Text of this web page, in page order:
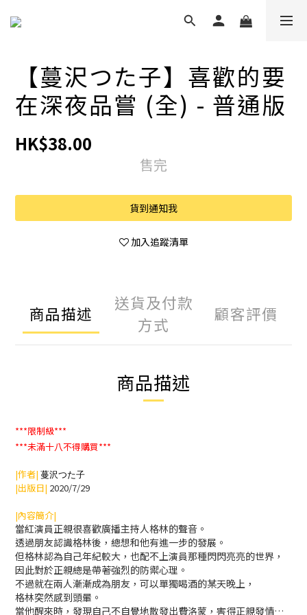
【蔓沢つた子】喜歡的要
在深夜品嘗 (全) - 普通版
HK$38.00
售完
貨到通知我
加入追蹤清單
商品描述
送貨及付款
方式
顧客評價
商品描述
***限制級***
***未滿十八不得購買***
|作者| 蔓沢つた子
|出版日| 2020/7/29
|內容簡介|
當紅演員正親很喜歡廣播主持人格林的聲音。
透過朋友認識格林後，總想和他有進一步的發展。
但格林認為自己年紀較大，也配不上演員那種閃閃亮亮的世界，
因此對於正親總是帶著強烈的防禦心理。
不過就在兩人漸漸成為朋友，可以單獨喝酒的某天晚上，
格林突然感到頭暈。
當他醒來時，發現自己不自覺地散發出費洛蒙，害得正親發情…